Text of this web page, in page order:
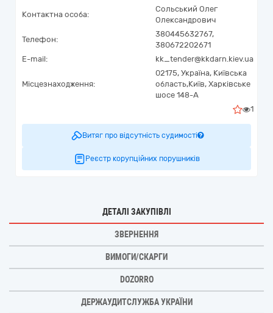
Контактна особа:
Сольський Олег
Олександрович
Телефон:
380445632767,
380672202671
E-mail:
kk_tender@kkdarn.kiev.ua
Місцезнаходження:
02175, Україна, Київська
область,Київ, Харківське
шосе 148-А
1
Витяг про відсутність судимості
Реєстр корупційних порушників
ДЕТАЛІ ЗАКУПІВЛІ
ЗВЕРНЕННЯ
ВИМОГИ/СКАРГИ
DOZORRO
ДЕРЖАУДИТСЛУЖБА УКРАЇНИ